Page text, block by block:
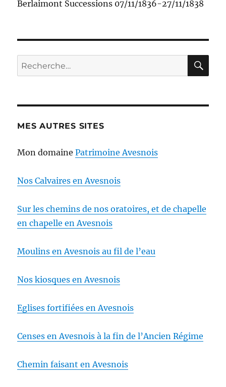
Berlaimont Successions 07/11/1836-27/11/1838
Recherche
pour :
MES AUTRES SITES
Mon domainePatrimoine Avesnois
Nos Calvaires en Avesnois
Sur les chemins de nos oratoires, et de chapelle
en chapelle en Avesnois
Moulins en Avesnois au fil de l’eau
Nos kiosques en Avesnois
Eglises fortifiées en Avesnois
Censes en Avesnois à la fin de l’Ancien Régime
Chemin faisant en Avesnois